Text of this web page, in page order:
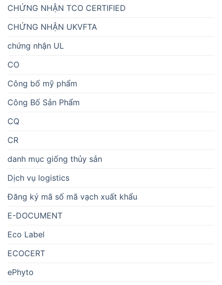
CHỨNG NHẬN TCO CERTIFIED
CHỨNG NHẬN UKVFTA
chứng nhận UL
CO
Công bố mỹ phẩm
Công Bố Sản Phẩm
CQ
CR
danh mục giống thủy sản
Dịch vụ logistics
Đăng ký mã số mã vạch xuất khẩu
E-DOCUMENT
Eco Label
ECOCERT
ePhyto